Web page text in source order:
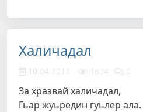
Халичадал
10.04.2012 1674 0
За хразвай халичадал,
Гьар жуьредин гуьлер ала.